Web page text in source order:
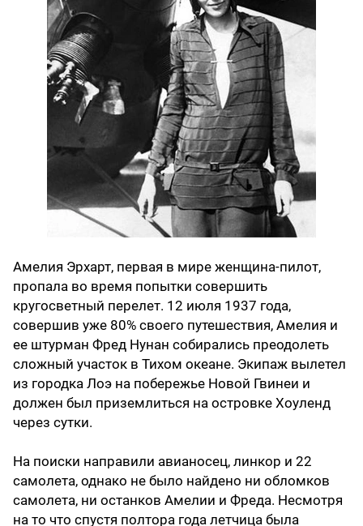
Амелия Эрхарт, первая в мире женщина-пилот,
пропала во время попытки совершить
кругосветный перелет. 12 июля 1937 года,
совершив уже 80% своего путешествия, Амелия и
ее штурман Фред Нунан собирались преодолеть
сложный участок в Тихом океане. Экипаж вылетел
из городка Лоэ на побережье Новой Гвинеи и
должен был приземлиться на островке Хоуленд
через сутки.
На поиски направили авианосец, линкор и 22
самолета, однако не было найдено ни обломков
самолета, ни останков Амелии и Фреда. Несмотря
на то что спустя полтора года летчица была